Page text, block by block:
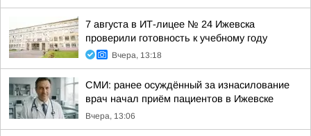
7 августа в ИТ-лицее № 24 Ижевска
проверили готовность к учебному году
Вчера, 13:18
СМИ: ранее осуждённый за изнасилование
врач начал приём пациентов в Ижевске
Вчера, 13:06